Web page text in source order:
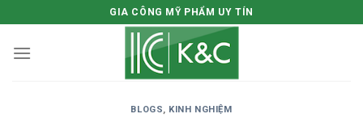
to
content
GIA CÔNG MỸ PHẨM UY TÍN
BLOGS, KINH NGHIỆM